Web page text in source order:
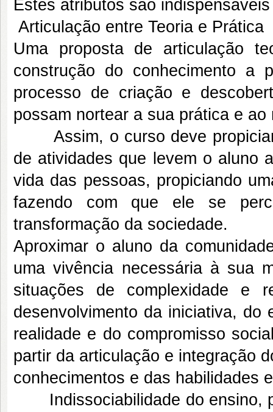
Estes atributos são
Articulação entre Teoria e Prática
Uma proposta de articulação
construção do conhecimento a
processo de criação e
possam nortear a sua prática e
Assim, o curso deve propiciar
de atividades que levem o aluno
vida das pessoas, propiciando
fazendo com que ele se
transformação da sociedade.
Aproximar o aluno da
uma vivência necessária à sua
situações de complexidade e
desenvolvimento da iniciativa,
realidade e do compromisso
partir da articulação e integração
conhecimentos e das habilidades
Indissociabilidade do ensino,